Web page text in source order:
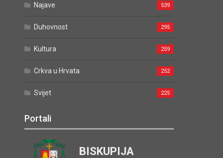
Najave 539
Duhovnost 295
Kultura 259
Crkva u Hrvata 252
Svijet 225
Portali
BISKUPIJA